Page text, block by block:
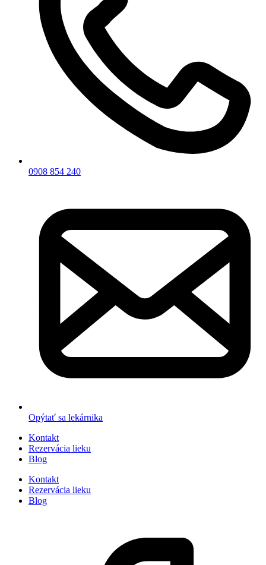
0908 854 240
Opýtať sa lekárnika
Kontakt
Rezervácia lieku
Blog
Kontakt
Rezervácia lieku
Blog